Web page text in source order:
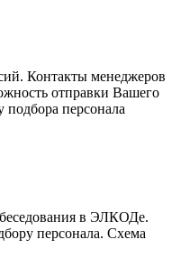
Контакты менеджеров
отправки Вашего
персонала
в ЭЛКОДе.
персонала. Схема